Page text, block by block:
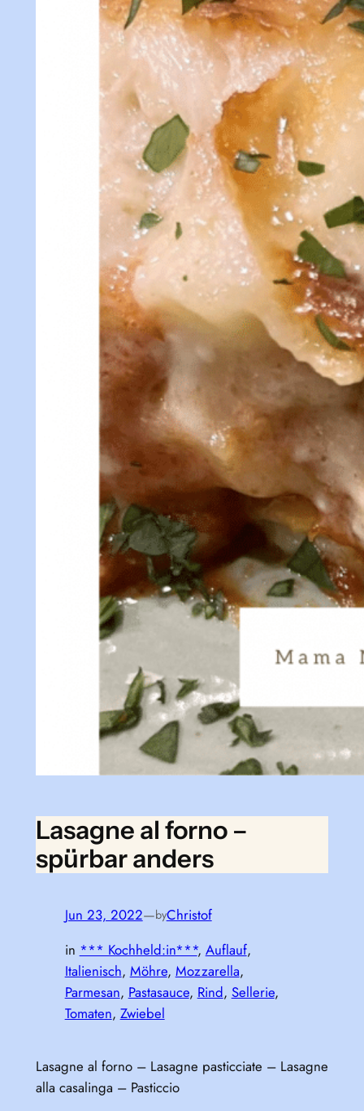
Lasagne al forno –
spürbar anders
Jun 23, 2022—byChristof
in *** Kochheld:in***, Auflauf
Italienisch, Möhre, Mozzarella
Parmesan, Pastasauce, Rind, Sellerie
Tomaten, Zwiebel
Lasagne al forno – Lasagne pasticciate – Lasagne
alla casalinga – Pasticcio